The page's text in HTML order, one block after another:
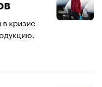
кризис